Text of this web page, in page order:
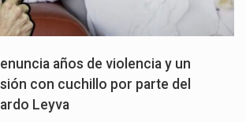
años de violencia y un
con cuchillo por parte del
Leyva